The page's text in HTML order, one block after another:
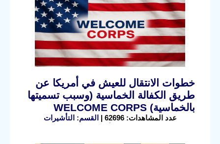
خطوات الانتقال للعيش في أمريكا عن
طريق الكفالة الخماسية (وسبب تسميتها
بالخماسية) WELCOME CORPS
عدد المشاهدات: 62696 | القسم: التأشيرات